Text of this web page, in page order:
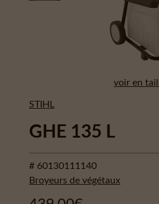
voir en
STIHL
GHE 135 L
# 60130111140
Broyeurs de végétaux